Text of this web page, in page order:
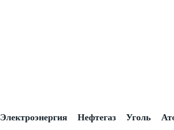
Электроэнергия Нефтегаз Уголь